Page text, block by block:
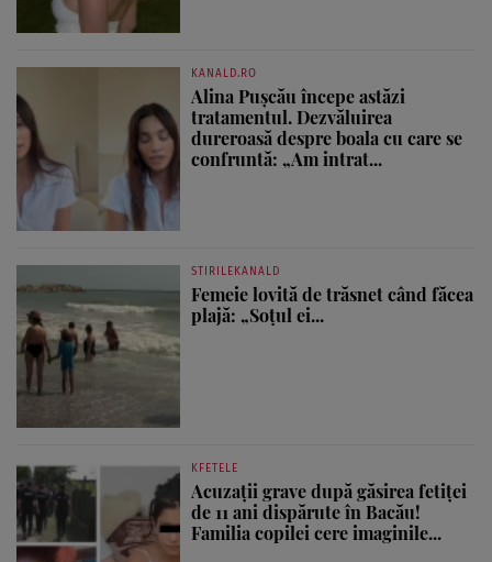
KANALD.RO
Alina Pușcău începe astăzi
tratamentul. Dezvăluirea
dureroasă despre boala cu care se
confruntă: „Am intrat...
STIRILEKANALD
Femeie lovită de trăsnet când făcea
plajă: „Soțul ei...
KFETELE
Acuzații grave după găsirea fetiței
de 11 ani dispărute în Bacău!
Familia copilei cere imaginile...